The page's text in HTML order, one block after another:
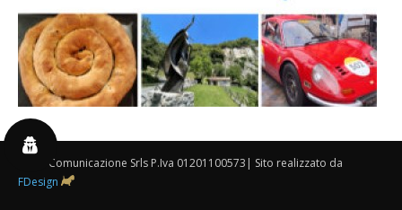
By 3P Comunicazione Srls P.Iva 01201100573| Sito realizzato da
FDesign